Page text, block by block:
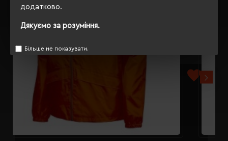
додатково.
Дякуємо за розуміння.
Більше не показувати.